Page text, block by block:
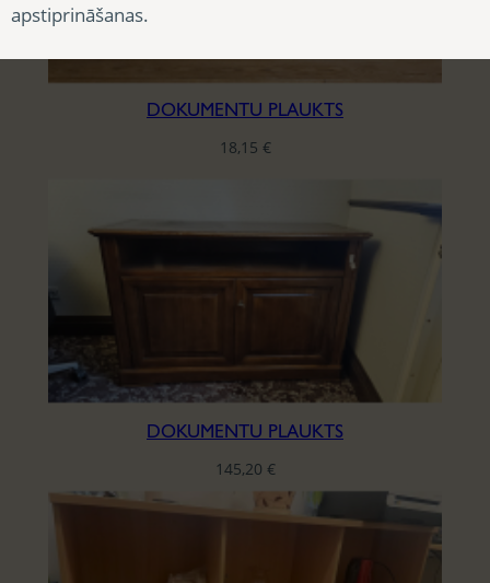
DOKUMENTU PLAUKTS
18,15 €
DOKUMENTU PLAUKTS
145,20 €
apstiprināšanas.